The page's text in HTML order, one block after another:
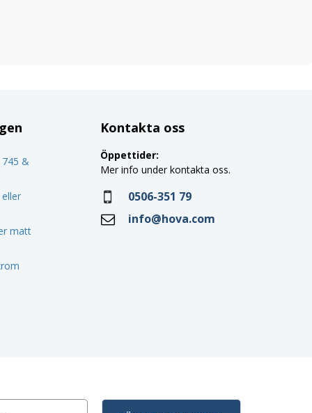
&
matt
Kontakta oss
Öppettider:
Mer info under kontakta oss.
0506-351 79
info@hova.com